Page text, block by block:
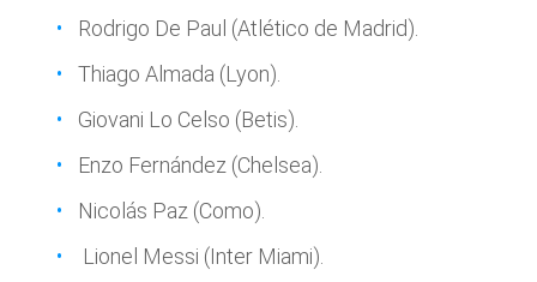
Rodrigo De Paul (Atlético de Madrid).
Thiago Almada (Lyon).
Giovani Lo Celso (Betis).
Enzo Fernández (Chelsea).
Nicolás Paz (Como).
Lionel Messi (Inter Miami).